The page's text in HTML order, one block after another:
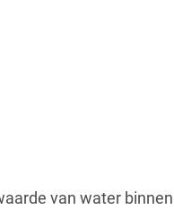
van water binnen